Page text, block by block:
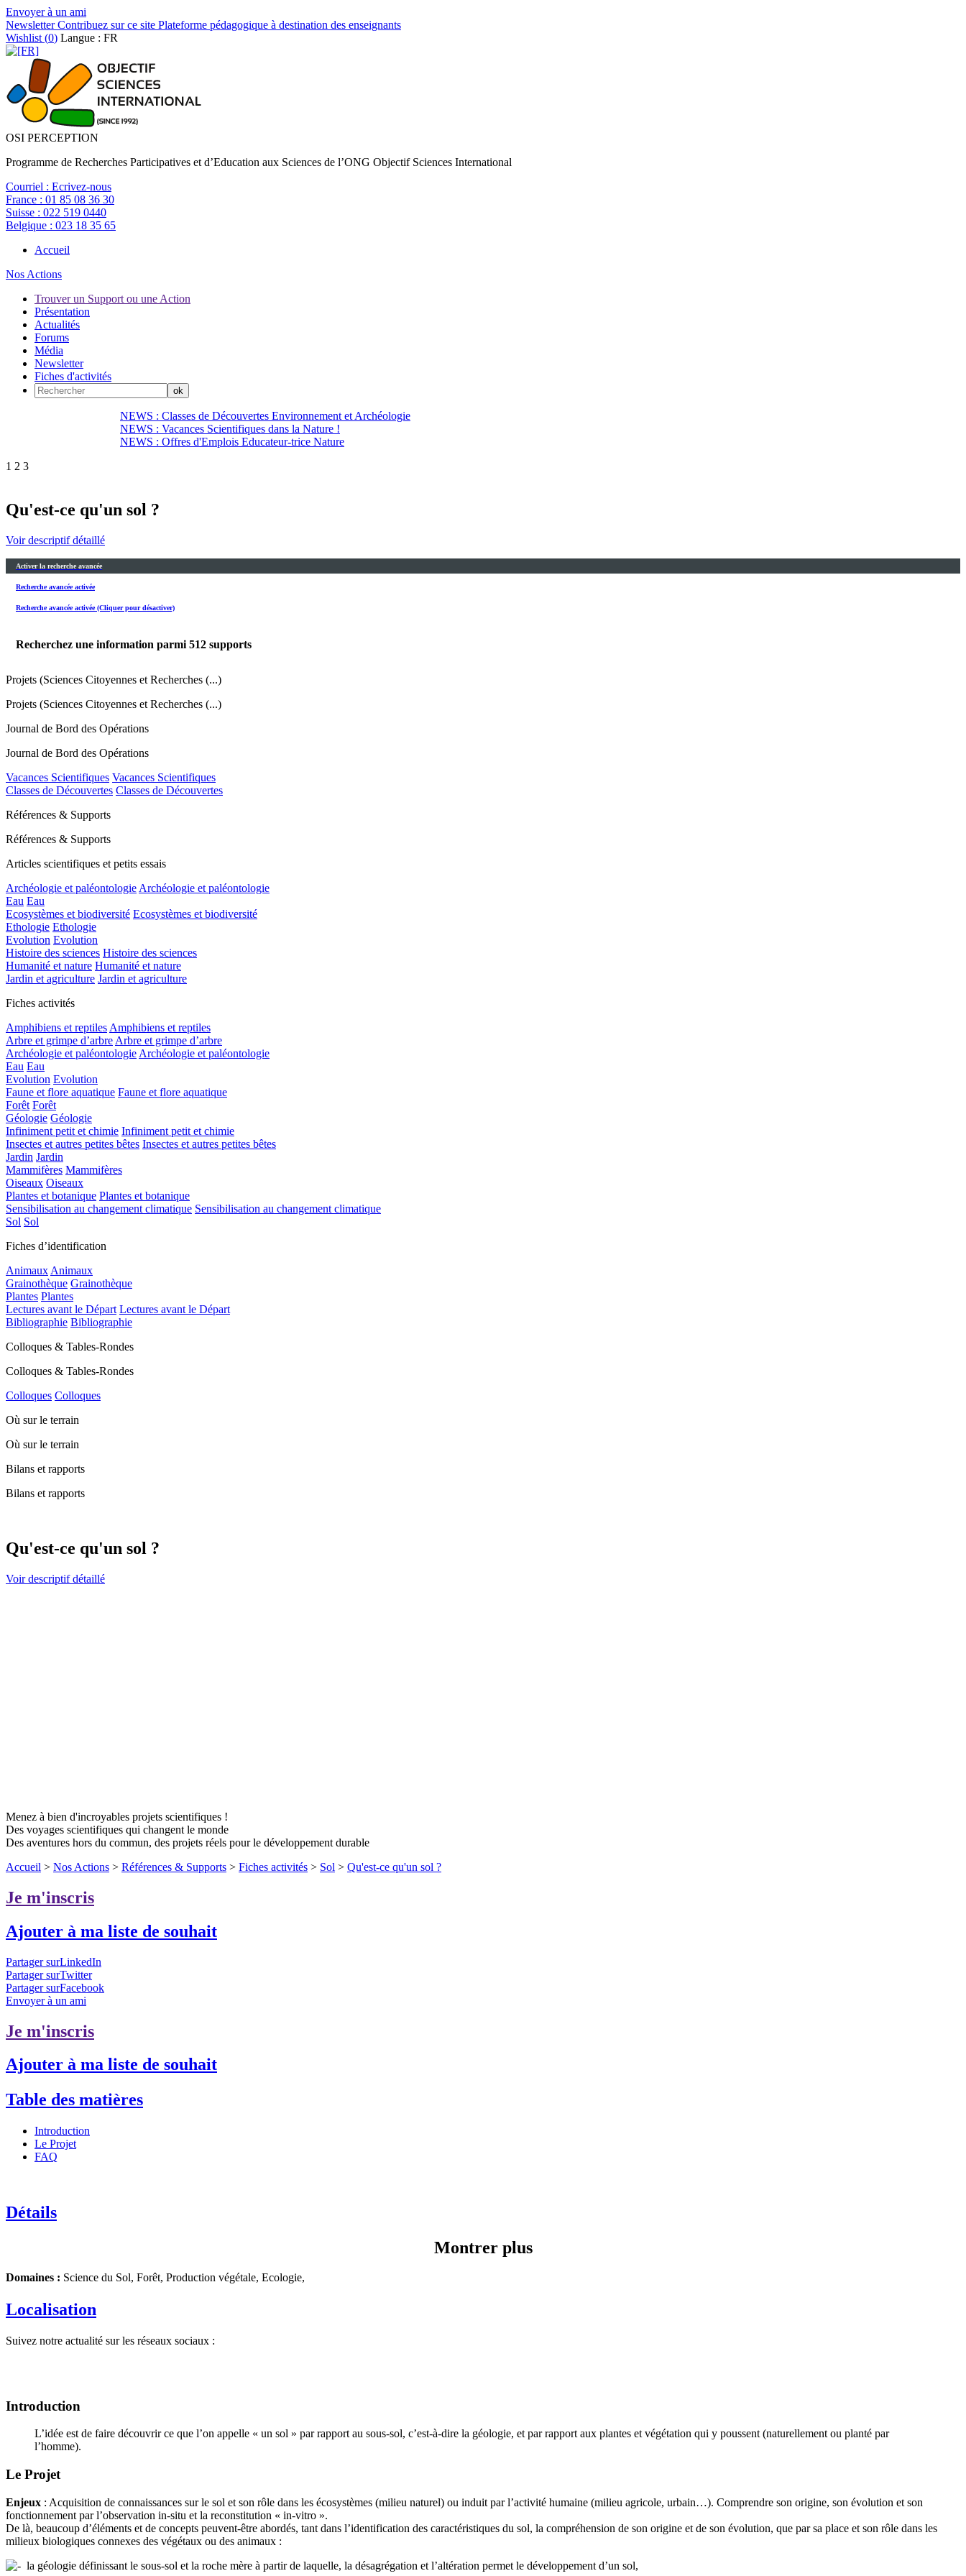
Envoyer à un ami
NewsletterContribuez sur ce site Plateforme pédagogique à destination des enseignants
Wishlist (0) Langue : FR
OSI PERCEPTION
Programme de Recherches Participatives et d’Education aux Sciences de l’ONG Objectif Sciences International
Courriel : Ecrivez-nous
France : 01 85 08 36 30
Suisse : 022 519 0440
Belgique : 023 18 35 65
Accueil
Nos Actions
Trouver un Support ou une Action
Présentation
Actualités
Forums
Média
Newsletter
Fiches d'activités
NEWS : Classes de Découvertes Environnement et Archéologie
NEWS : Vacances Scientifiques dans la Nature !
NEWS : Offres d'Emplois Educateur-trice Nature
1 2 3
Qu'est-ce qu'un sol ?
Voir descriptif détaillé
Activer la recherche avancée
Recherche avancée activée
Recherche avancée activée (Cliquer pour désactiver)
Recherchez une information parmi 512 supports
Projets (Sciences Citoyennes et Recherches (...)
Projets (Sciences Citoyennes et Recherches (...)
Journal de Bord des Opérations
Journal de Bord des Opérations
Vacances Scientifiques Vacances Scientifiques
Classes de Découvertes Classes de Découvertes
Références & Supports
Références & Supports
Articles scientifiques et petits essais
Archéologie et paléontologie Archéologie et paléontologie
Eau Eau
Ecosystèmes et biodiversité Ecosystèmes et biodiversité
Ethologie Ethologie
Evolution Evolution
Histoire des sciences Histoire des sciences
Humanité et nature Humanité et nature
Jardin et agriculture Jardin et agriculture
Fiches activités
Amphibiens et reptiles Amphibiens et reptiles
Arbre et grimpe d’arbre Arbre et grimpe d’arbre
Archéologie et paléontologie Archéologie et paléontologie
Eau Eau
Evolution Evolution
Faune et flore aquatique Faune et flore aquatique
Forêt Forêt
Géologie Géologie
Infiniment petit et chimie Infiniment petit et chimie
Insectes et autres petites bêtes Insectes et autres petites bêtes
Jardin Jardin
Mammifères Mammifères
Oiseaux Oiseaux
Plantes et botanique Plantes et botanique
Sensibilisation au changement climatique Sensibilisation au changement climatique
Sol Sol
Fiches d’identification
Animaux Animaux
Grainothèque Grainothèque
Plantes Plantes
Lectures avant le Départ Lectures avant le Départ
Bibliographie Bibliographie
Colloques & Tables-Rondes
Colloques & Tables-Rondes
Colloques Colloques
Où sur le terrain
Où sur le terrain
Bilans et rapports
Bilans et rapports
Qu'est-ce qu'un sol ?
Voir descriptif détaillé
Menez à bien d'incroyables projets scientifiques !
Des voyages scientifiques qui changent le monde
Des aventures hors du commun, des projets réels pour le développement durable
Accueil > Nos Actions > Références & Supports > Fiches activités > Sol > Qu'est-ce qu'un sol ?
Je m'inscris
Ajouter à ma liste de souhait
Partager surLinkedIn
Partager surTwitter
Partager surFacebook
Envoyer à un ami
Je m'inscris
Ajouter à ma liste de souhait
Table des matières
Introduction
Le Projet
FAQ
Détails
Montrer plus
Domaines : Science du Sol, Forêt, Production végétale, Ecologie,
Localisation
Suivez notre actualité sur les réseaux sociaux :
Introduction
L’idée est de faire découvrir ce que l’on appelle « un sol » par rapport au sous-sol, c’est-à-dire la géologie, et par rapport aux plantes et végétation qui y poussent (naturellement ou planté par
l’homme).
Le Projet
Enjeux : Acquisition de connaissances sur le sol et son rôle dans les écosystèmes (milieu naturel) ou induit par l’activité humaine (milieu agricole, urbain…). Comprendre son origine, son évolution et son
fonctionnement par l’observation in-situ et la reconstitution « in-vitro ».
De là, beaucoup d’éléments et de concepts peuvent-être abordés, tant dans l’identification des caractéristiques du sol, la compréhension de son origine et de son évolution, que par sa place et son rôle dans les
milieux biologiques connexes des végétaux ou des animaux :
la géologie définissant le sous-sol et la roche mère à partir de laquelle, la désagrégation et l’altération permet le développement d’un sol,